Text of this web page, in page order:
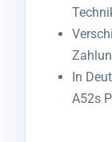
In
A52s